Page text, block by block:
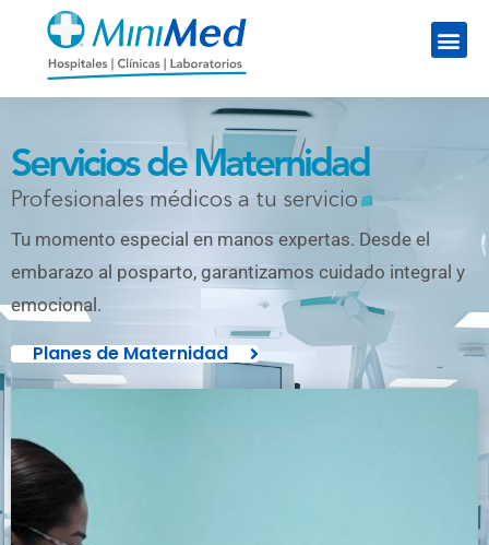
Servicios de Maternidad
Profesionales médicos a tu servicio
Tu momento especial en manos expertas. Desde el
embarazo al posparto, garantizamos cuidado integral y
emocional.
Planes de Maternidad